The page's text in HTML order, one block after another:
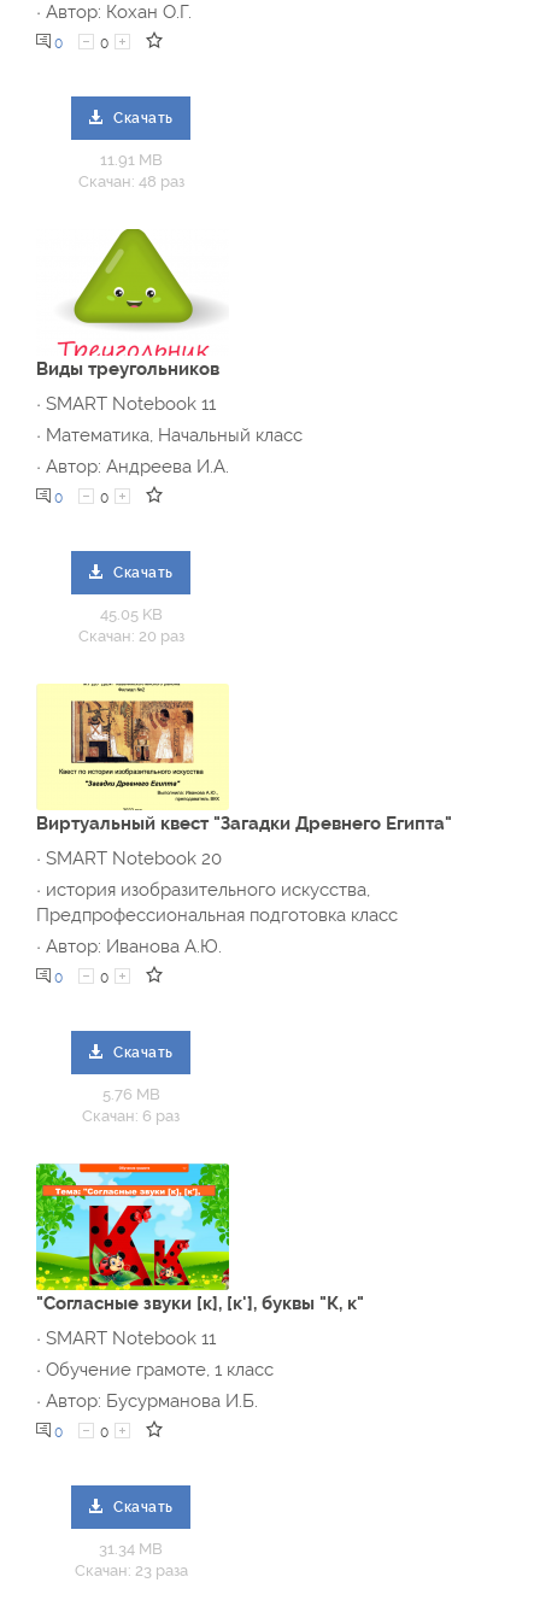
· Автор: Кохан О.Г.
0 0
Скачать
11.91 MB
Скачан: 48 раз
Виды треугольников
· SMART Notebook 11
· Математика, Начальный класс
· Автор: Андреева И.А.
0 0
Скачать
45.05 KB
Скачан: 20 раз
Виртуальный квест "Загадки Древнего Египта"
· SMART Notebook 20
· история изобразительного искусства,
Предпрофессиональная подготовка класс
· Автор: Иванова А.Ю.
0 0
Скачать
5.76 MB
Скачан: 6 раз
"Согласные звуки [к], [к'], буквы "К, к"
· SMART Notebook 11
· Обучение грамоте, 1 класс
· Автор: Бусурманова И.Б.
0 0
Скачать
31.34 MB
Скачан: 23 раза